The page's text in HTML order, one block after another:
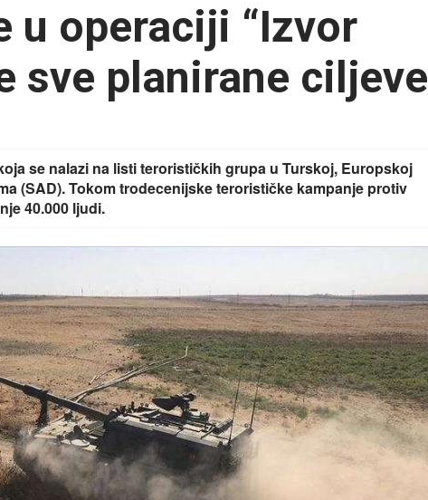
u operaciji “Izvor
sve planirane ciljeve
se nalazi na listi terorističkih grupa u Turskoj, Europskoj
(SAD). Tokom trodecenijske terorističke kampanje protiv
40.000 ljudi.